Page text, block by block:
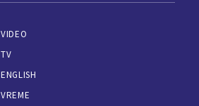
VIDEO
TV
ENGLISH
VREME